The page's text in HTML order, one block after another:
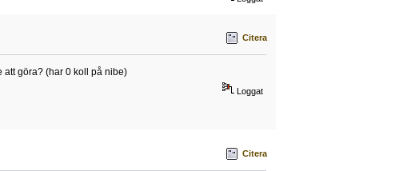
Citera
att göra? (har 0 koll på nibe)
Loggat
Citera